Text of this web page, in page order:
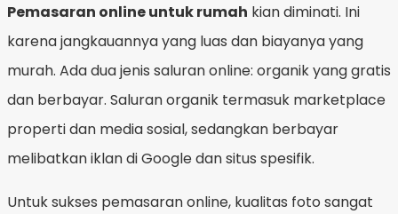
Pemasaran online untuk rumah kian diminati. Ini
karena jangkauannya yang luas dan biayanya yang
murah. Ada dua jenis saluran online: organik yang gratis
dan berbayar. Saluran organik termasuk marketplace
properti dan media sosial, sedangkan berbayar
melibatkan iklan di Google dan situs spesifik.
Untuk sukses pemasaran online, kualitas foto sangat